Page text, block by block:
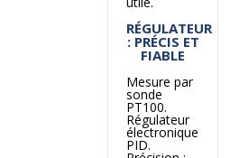
RÉGULATEUR
: PRÉCIS ET
FIABLE
Mesure par
sonde
PT100.
Régulateur
électronique
PID.